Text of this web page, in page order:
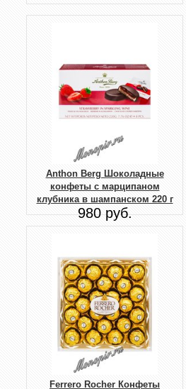
Anthon Berg Шоколадные
конфеты с марципаном
клубника в шампанском 220 г
980 руб.
Ferrero Rocher Конфеты